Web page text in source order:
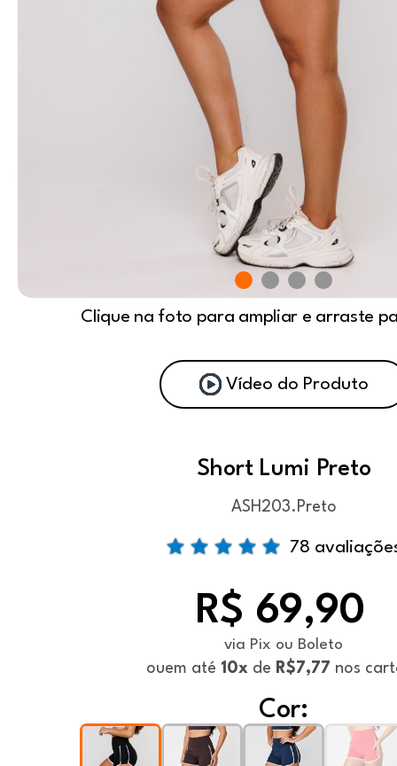
Clique na foto para ampliar e arraste
Vídeo do Produto
Short Lumi Preto
ASH203.Preto
78
R$ 69,90
via Pix ou Boleto
ouem até 10x de R$7,77 nos
Cor: